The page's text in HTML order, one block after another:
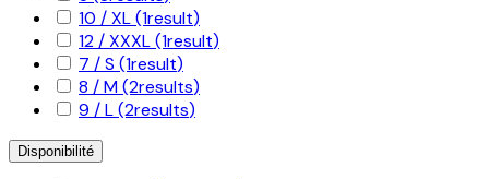
10 / XL(1result)
12 / XXXL(1result)
7 / S (1result)
8 / M(2results)
9 / L(2results)
Disponibilité